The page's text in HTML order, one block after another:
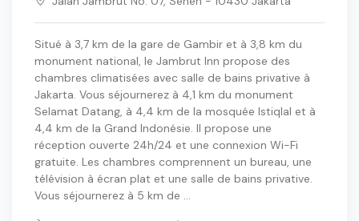
Situé à 3,7 km de la gare de Gambir et à 3,8 km du
monument national, le Jambrut Inn propose des
chambres climatisées avec salle de bains privative à
Jakarta. Vous séjournerez à 4,1 km du monument
Selamat Datang, à 4,4 km de la mosquée Istiqlal et à
4,4 km de la Grand Indonésie. Il propose une
réception ouverte 24h/24 et une connexion Wi-Fi
gratuite. Les chambres comprennent un bureau, une
télévision à écran plat et une salle de bains privative.
Vous séjournerez à 5 km de ...